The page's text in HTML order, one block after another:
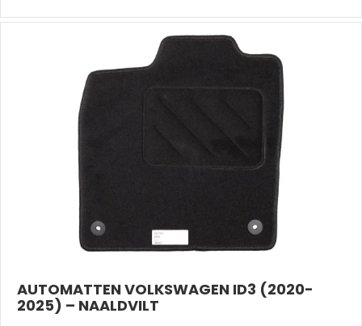
(2020-
AUTOMATTEN VOLKSWAGEN ID3 (2020-
2025) – NAALDVILT